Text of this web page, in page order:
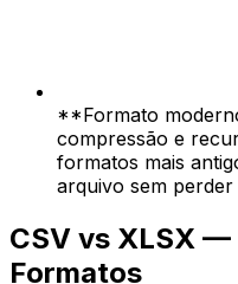
**Formato
compressão e
formatos mais
arquivo sem perder
CSV vs XLSX
Formatos